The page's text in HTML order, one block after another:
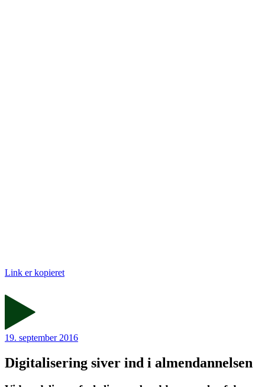
Link er kopieret
19. september 2016
Digitalisering siver ind i almendannelsen